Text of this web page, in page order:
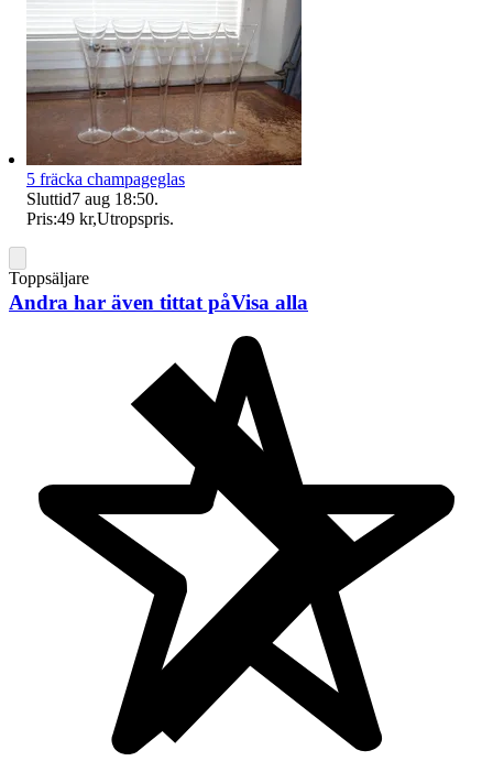
Toppsäljare
5 fräcka champageglas
Sluttid7 aug 18:50.
Pris:49 kr,Utropspris.
Andra har även tittat påVisa alla